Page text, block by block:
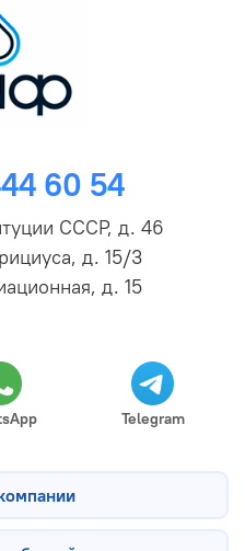
60 54
СССР, д. 46
д. 15/3
д. 15
Telegram